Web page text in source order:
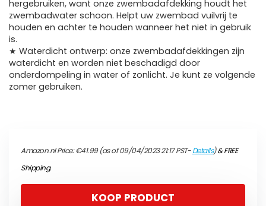
hergebruiken, want onze zwembadafdekking houdt het
zwembadwater schoon. Helpt uw ​​zwembad vuilvrij te
houden en achter te houden wanneer het niet in gebruik
is.
★ Waterdicht ontwerp: onze zwembadafdekkingen zijn
waterdicht en worden niet beschadigd door
onderdompeling in water of zonlicht. Je kunt ze volgende
zomer gebruiken.
Amazon.nl Price:€41.99(as of 09/04/2023 21:17 PST-Details)&FREE
Shipping.
KOOP PRODUCT